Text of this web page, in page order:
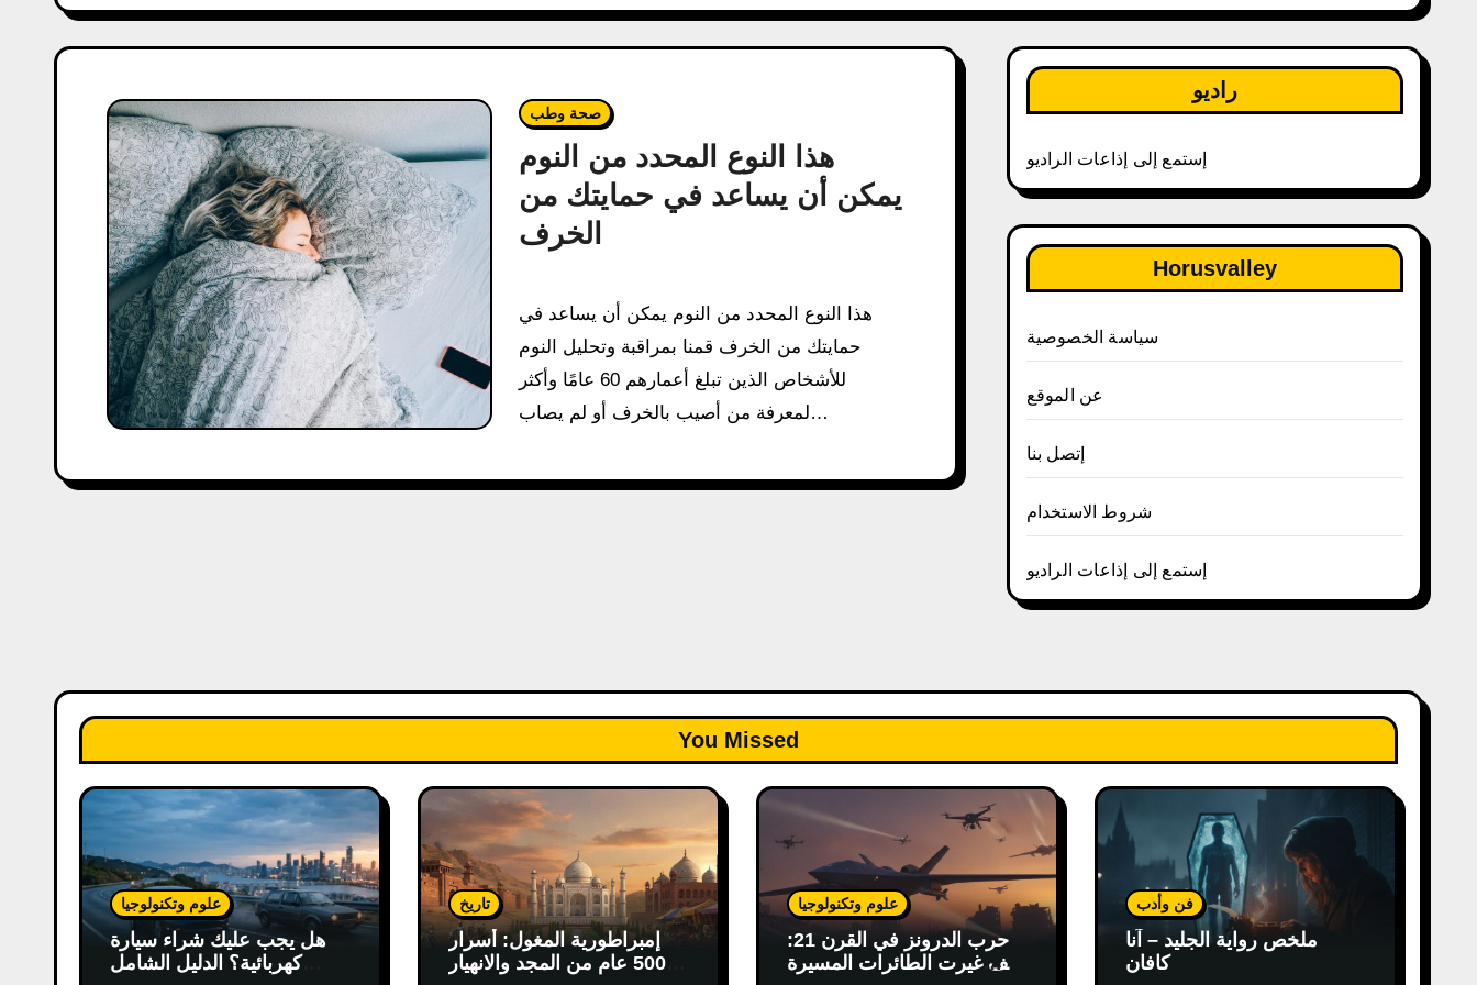
صحة وطب
هذا النوع المحدد من النوم
يمكن أن يساعد في حمايتك من
الخرف
هذا النوع المحدد من النوم يمكن أن يساعد في
حمايتك من الخرف قمنا بمراقبة وتحليل النوم
للأشخاص الذين تبلغ أعمارهم 60 عامًا وأكثر
لمعرفة من أصيب بالخرف أو لم يصاب…
راديو
إستمع إلى إذاعات الراديو
Horusvalley
سياسة الخصوصية
عن الموقع
إتصل بنا
شروط الاستخدام
إستمع إلى إذاعات الراديو
You Missed
علوم وتكنولوجيا
هل يجب عليك شراء سيارة
كهربائية؟ الدليل الشامل
تاريخ
إمبراطورية المغول: أسرار
500 عام من المجد والانهيار
علوم وتكنولوجيا
حرب الدرونز في القرن 21:
كيف غيرت الطائرات المسيرة
فن وأدب
ملخص رواية الجليد – آنا
كافان